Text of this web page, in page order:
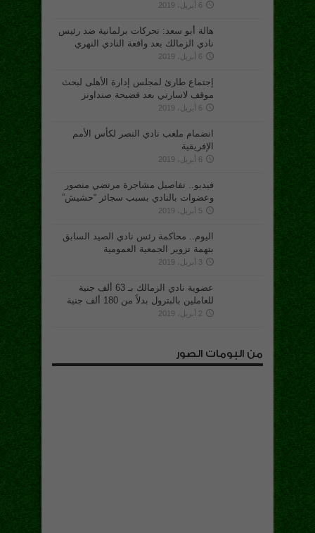
6 أبريل، 2019
هالة أبو سعد: تحركات برلمانية ضد رئيس
نادي الزمالك بعد واقعة النادي النهري
6 أبريل، 2019
إجتماع طارئ لمجلس إدارة الأهلى لبحث
موقف لاسارتي بعد فضيحة صنداونز
6 أبريل، 2019
انضمام ملعب نادي النصر لكأس الأمم
الإفريقية
6 أبريل، 2019
فيديو.. تفاصيل مشاجرة مرتضي منصور
وعضوات بالنادي بسبب سجائر “حشيش”
5 أبريل، 2019
اليوم.. محاكمة رئس نادي الصيد السابق
بتهمة تزوير الجمعية العمومية
3 أبريل، 2019
عضوية نادي الزمالك بـ 63 ألف جنية
للعاملين بالبترول بدلاً من 180 ألف جنية
2 أبريل، 2019
من البومات الصور